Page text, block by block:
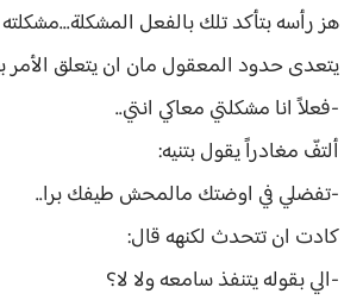
هز رأسه بتأكد تلك بالفعل المشكلة...مشكلته
يتعدى حدود المعقول مان ان يتعلق الأمر
-فعلاً انا مشكلتي معاكي انتي..
ألتفّ مغادراً يقول بتنيه:
-تفضلي في اوضتك مالمحش طيفك برا..
كادت ان تتحدث لكنهه قال:
-الي بقوله يتنفذ سامعه ولا لا؟